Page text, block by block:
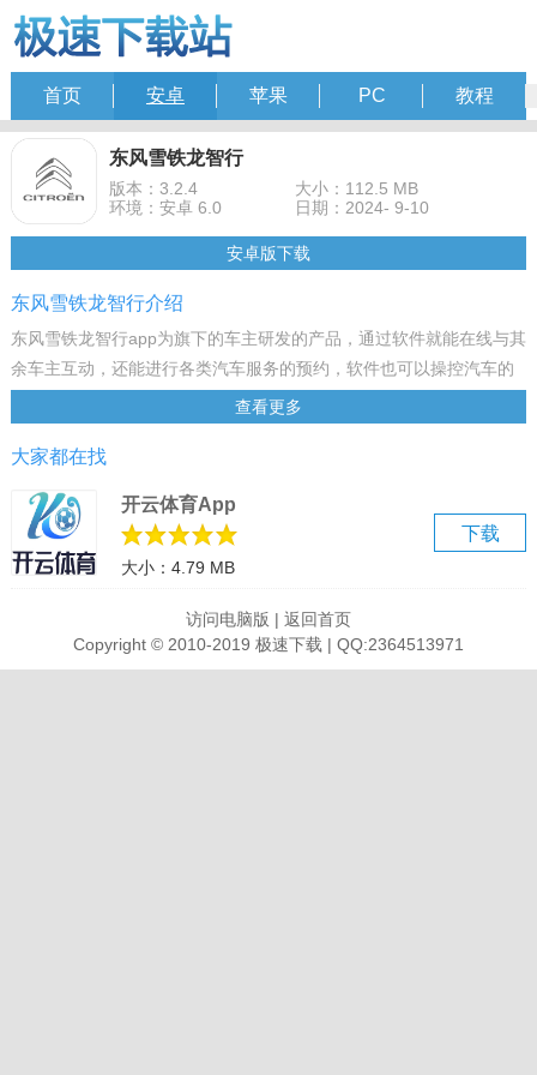
首页 安卓 苹果 PC 教程
东风雪铁龙智行
版本：3.2.4
大小：112.5 MB
环境：安卓 6.0
日期：2024- 9-10
安卓版下载
东风雪铁龙智行介绍
东风雪铁龙智行app为旗下的车主研发的产品，通过软件就能在线与其
余车主互动，还能进行各类汽车服务的预约，软件也可以操控汽车的
一些基本功能，如开关门、空调、雨刷等一些操作！
东风雪铁龙智行最新版介绍
涵盖东风雪铁龙车联网功能介绍以及潮流的及商品，App支持自助激
活、导航下发、导航到车、环保驾驶、电子围栏、盗车追踪、流量查
询、车载WIFI等车联网功能。
软件特色
进行驾驶行为分析，让车主直观查看自己的驾驶行为，提升驾驶能力
拥有故障报警功能，当检测到汽车存在故障问题时，系统自动提醒
投屏互联，将手机通过数据线连接到车机系统，即可使用在线导航
查看更多
大家都在找
下载
开云体育App
大小：4.79 MB
访问电脑版 | 返回首页
Copyright © 2010-2019 极速下载 | QQ:2364513971